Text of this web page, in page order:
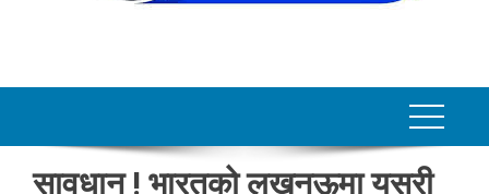
सावधान ! भारतको लखनऊमा यसरी